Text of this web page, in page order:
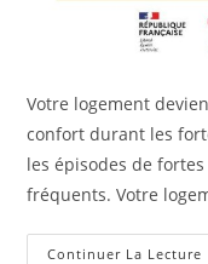
Votre logement
confort durant les
les épisodes de
fréquents. Votre
Continuer La Lecture